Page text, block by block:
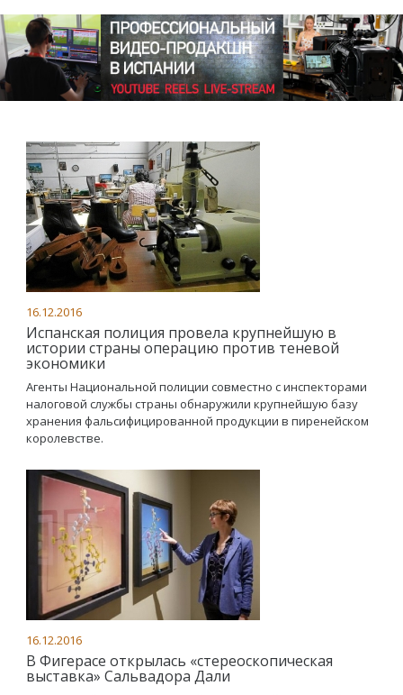
16.12.2016
Испанская полиция провела крупнейшую в
истории страны операцию против теневой
экономики
Агенты Национальной полиции совместно с инспекторами
налоговой службы страны обнаружили крупнейшую базу
хранения фальсифицированной продукции в пиренейском
королевстве.
16.12.2016
В Фигерасе открылась «стереоскопическая
выставка» Сальвадора Дали